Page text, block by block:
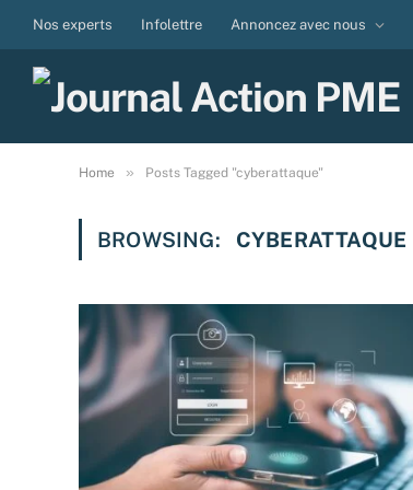
Nos experts Infolettre Annoncez avec nous
Home » Posts Tagged "cyberattaque"
BROWSING: CYBERATTAQUE